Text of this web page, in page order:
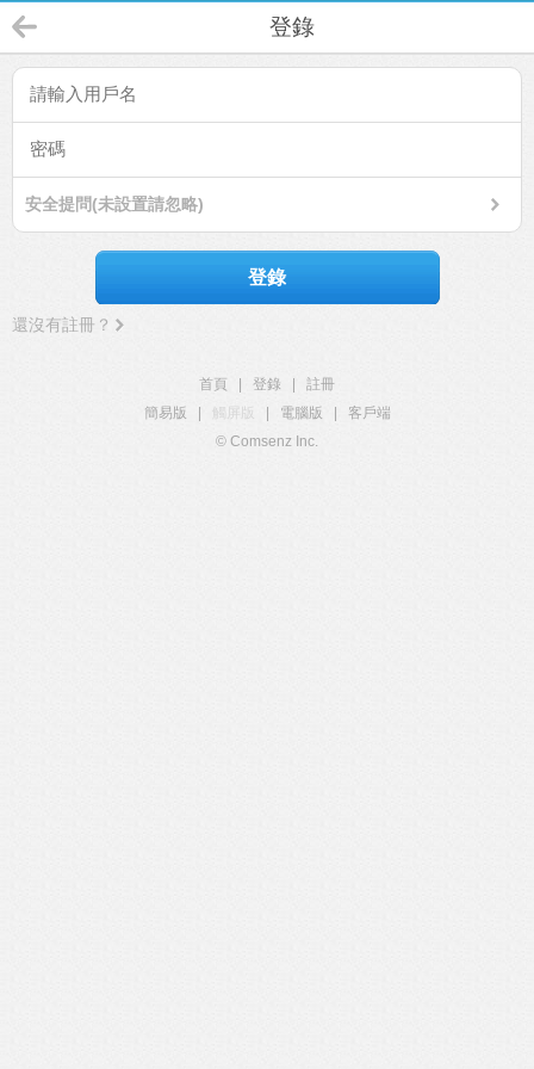
登錄
安全提問(未設置請忽略)
登錄
還沒有註冊？
首頁 登錄
註冊
簡易版
觸屏版 電腦版
客戶端
© Comsenz Inc.